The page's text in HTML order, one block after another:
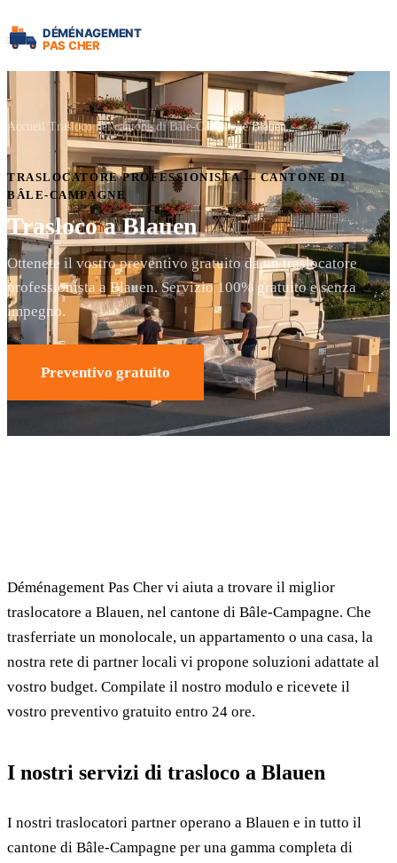
Accueil Trasloco nel cantone di Bâle-Campagne Blauen
TRASLOCATORE PROFESSIONISTA — CANTONE DI
BÂLE-CAMPAGNE
Trasloco a Blauen
Ottenete il vostro preventivo gratuito da un traslocatore
professionista a Blauen. Servizio 100% gratuito e senza
impegno.
Preventivo gratuito
Déménagement Pas Cher vi aiuta a trovare il miglior
traslocatore a Blauen, nel cantone di Bâle-Campagne. Che
trasferriate un monolocale, un appartamento o una casa, la
nostra rete di partner locali vi propone soluzioni adattate al
vostro budget. Compilate il nostro modulo e ricevete il
vostro preventivo gratuito entro 24 ore.
I nostri servizi di trasloco a Blauen
I nostri traslocatori partner operano a Blauen e in tutto il
cantone di Bâle-Campagne per una gamma completa di